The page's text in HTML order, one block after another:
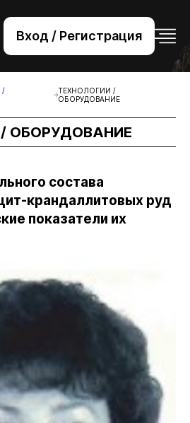
Вход / Регистрация
221-76-32
/
ТЕХНОЛОГИИ /
ОБОРУДОВАНИЕ
ОБОРУДОВАНИЕ
состава
крандаллитовых руд
показатели их